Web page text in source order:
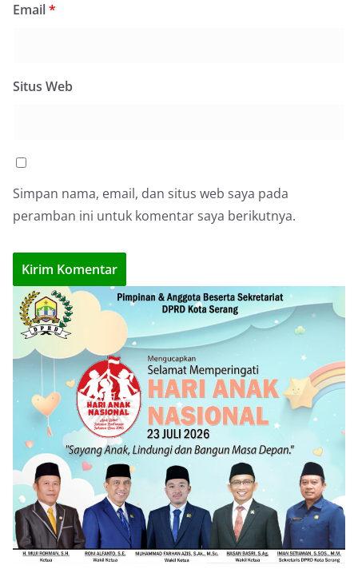
Email*
Situs Web
Simpan nama, email, dan situs web saya pada
peramban ini untuk komentar saya berikutnya.